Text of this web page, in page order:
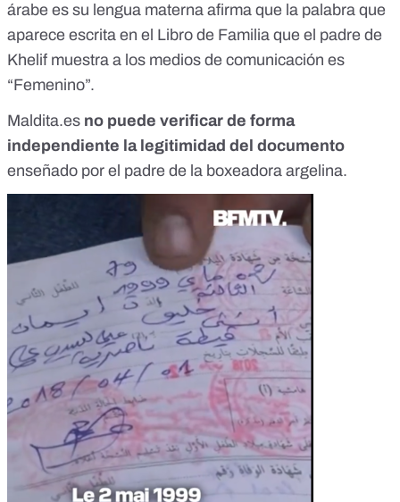
árabe es su lengua materna afirma que la palabra que
aparece escrita en el Libro de Familia que el padre de
Khelif muestra a los medios de comunicación es
“Femenino”.
Maldita.es no puede verificar de forma
independiente la legitimidad del documento
enseñado por el padre de la boxeadora argelina.